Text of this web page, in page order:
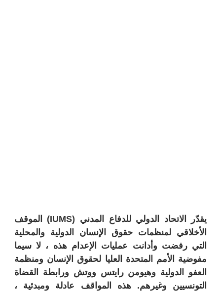
يقدّر الاتحاد الدولي للدفاع المدني (IUMS) الموقف
الأخلاقي لمنظمات حقوق الإنسان الدولية والمحلية
التي رفضت وأدانت عمليات الإعدام هذه ، لا سيما
مفوضية الأمم المتحدة العليا لحقوق الإنسان ومنظمة
العفو الدولية وهيومن رايتس ووتش ورابطة القضاة
التونسيين وغيرهم. هذه المواقف عادلة ومبدئية ،